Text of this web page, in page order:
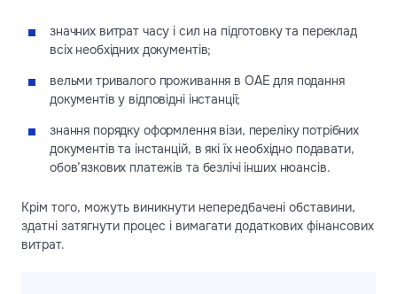
значних витрат часу і сил на підготовку та переклад
всіх необхідних документів;
вельми тривалого проживання в ОАЕ для подання
документів у відповідні інстанції;
знання порядку оформлення візи, переліку потрібних
документів та інстанцій, в які їх необхідно подавати,
обов’язкових платежів та безлічі інших нюансів.
Крім того, можуть виникнути непередбачені обставини,
здатні затягнути процес і вимагати додаткових фінансових
витрат.